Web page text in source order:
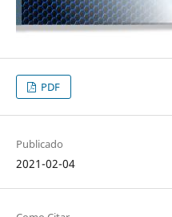
PDF
Publicado
2021-02-04